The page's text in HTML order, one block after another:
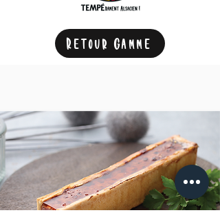
Retour gamme